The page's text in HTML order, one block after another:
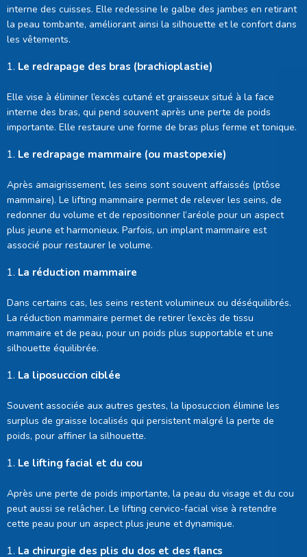
interne des cuisses. Elle redessine le galbe des jambes en retirant
la peau tombante, améliorant ainsi la silhouette et le confort dans
les vêtements.
Le redrapage des bras (brachioplastie)
Elle vise à éliminer l’excès cutané et graisseux situé à la face
interne des bras, qui pend souvent après une perte de poids
importante. Elle restaure une forme de bras plus ferme et tonique.
Le redrapage mammaire (ou mastopexie)
Après amaigrissement, les seins sont souvent affaissés (ptôse
mammaire). Le lifting mammaire permet de relever les seins, de
redonner du volume et de repositionner l’aréole pour un aspect
plus jeune et harmonieux. Parfois, un implant mammaire est
associé pour restaurer le volume.
La réduction mammaire
Dans certains cas, les seins restent volumineux ou déséquilibrés.
La réduction mammaire permet de retirer l’excès de tissu
mammaire et de peau, pour un poids plus supportable et une
silhouette équilibrée.
La liposuccion ciblée
Souvent associée aux autres gestes, la liposuccion élimine les
surplus de graisse localisés qui persistent malgré la perte de
poids, pour affiner la silhouette.
Le lifting facial et du cou
Après une perte de poids importante, la peau du visage et du cou
peut aussi se relâcher. Le lifting cervico-facial vise à retendre
cette peau pour un aspect plus jeune et dynamique.
La chirurgie des plis du dos et des flancs